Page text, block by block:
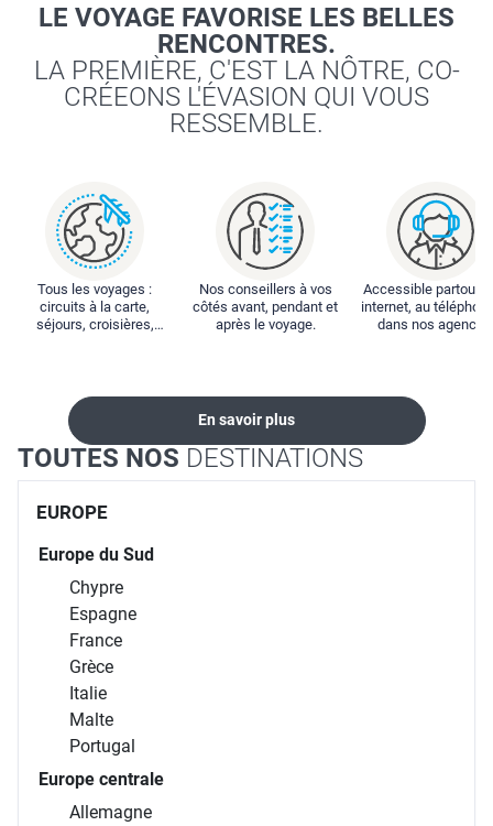
LE VOYAGE FAVORISE LES BELLES
RENCONTRES.
LA PREMIÈRE, C'EST LA NÔTRE, CO-
CRÉEONS L'ÉVASION QUI VOUS
RESSEMBLE.
Tous les voyages :
circuits à la carte,
séjours, croisières,
Nos conseillers à vos
côtés avant, pendant et
après le voyage.
Accessible partout :
internet, au
dans nos
En savoir plus
TOUTES NOS DESTINATIONS
EUROPE
Europe du Sud
Chypre
Espagne
France
Grèce
Italie
Malte
Portugal
Europe centrale
Allemagne